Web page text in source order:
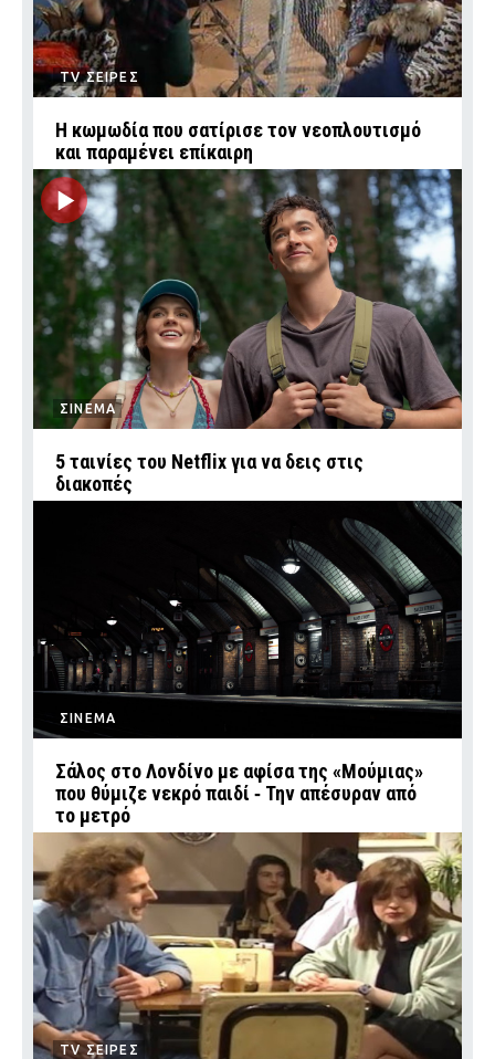
TV ΣΕΙΡΕΣ
Η κωμωδία που σατίρισε τον νεοπλουτισμό
και παραμένει επίκαιρη
ΣΙΝΕΜΑ
5 ταινίες του Netflix για να δεις στις
διακοπές
ΣΙΝΕΜΑ
Σάλος στο Λονδίνο με αφίσα της «Μούμιας»
που θύμιζε νεκρό παιδί ‑ Την απέσυραν από
το μετρό
TV ΣΕΙΡΕΣ